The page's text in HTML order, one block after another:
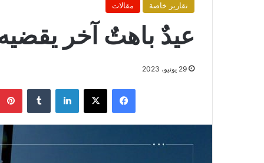
تقارير خاصة مقالات
عيدٌ باهتٌ آخر يقضيه
29 يونيو، 2023
فيسبوك X لينكدإن